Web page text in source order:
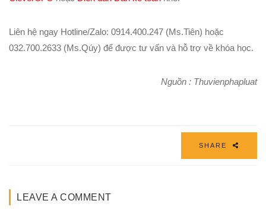
Liên hệ ngay Hotline/Zalo: 0914.400.247 (Ms.Tiên) hoặc
032.700.2633 (Ms.Qúy) để được tư vấn và hỗ trợ về khóa học.
Nguồn : Thuvienphapluat
SHARE
LEAVE A COMMENT